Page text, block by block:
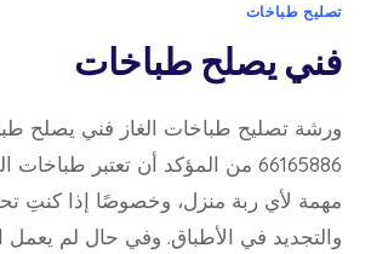
تصليح طباخات
فني يصلح طباخات
ورشة تصليح طباخات الغاز فني يصلح
66165886 من المؤكد أن تعتبر
مهمة لأي ربة منزل، وخصوصًا إذا كنتِ
والتجديد في الأطباق. وفي حال لم